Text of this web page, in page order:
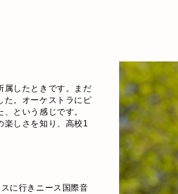
属したときです。まだ
た。オーケストラにピ
という感じです。
楽しさを知り、高校1
に行きニース国際音